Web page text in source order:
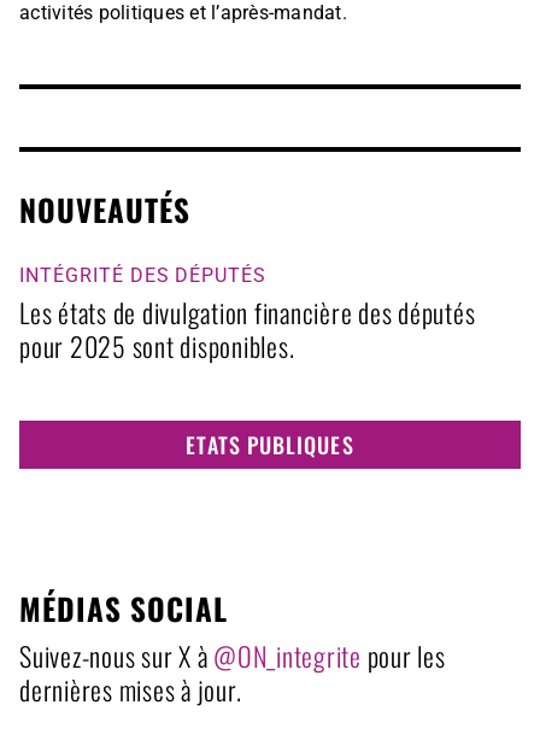
activités politiques et l’après-mandat.
NOUVEAUTÉS
INTÉGRITÉ DES DÉPUTÉS
Les états de divulgation financière des députés
pour 2025 sont disponibles.
ETATS PUBLIQUES
MÉDIAS SOCIAL
Suivez-nous sur X à@ON_integrite pour les
dernières mises à jour.